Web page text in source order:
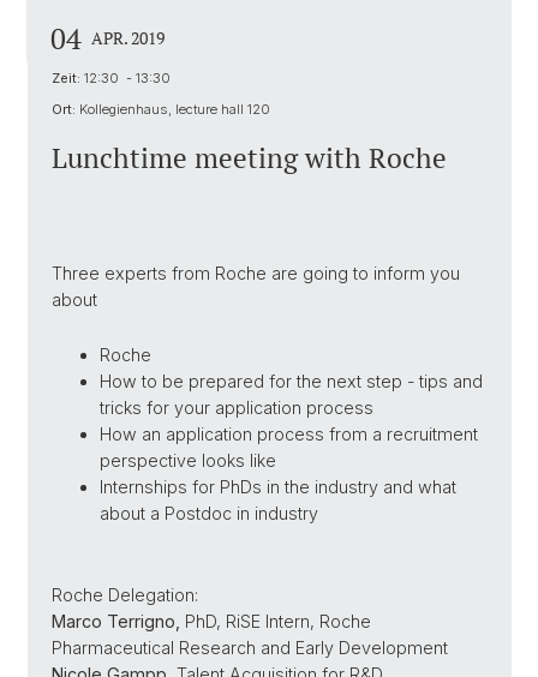
04 APR. 2019
Zeit: 12:30 - 13:30
Ort: Kollegienhaus, lecture hall 120
Lunchtime meeting with Roche
Three experts from Roche are going to inform you
about
Roche
How to be prepared for the next step - tips and
tricks for your application process
How an application process from a recruitment
perspective looks like
Internships for PhDs in the industry and what
about a Postdoc in industry
Roche Delegation:
Marco Terrigno, PhD, RiSE Intern, Roche
Pharmaceutical Research and Early Development